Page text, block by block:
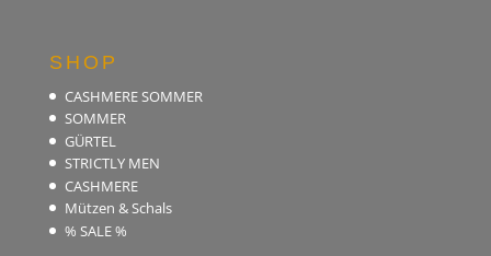
SHOP
CASHMERE SOMMER
SOMMER
GÜRTEL
STRICTLY MEN
CASHMERE
Mützen & Schals
% SALE %